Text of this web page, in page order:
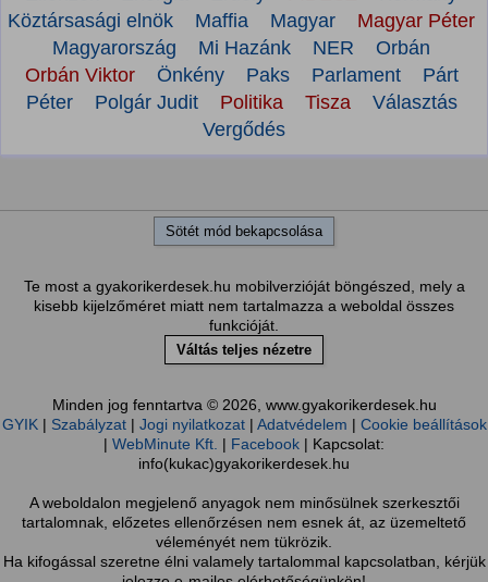
Köztársasági elnök
Maffia Magyar
Magyar Péter
Magyarország
Mi Hazánk NER
Orbán
Orbán Viktor
Önkény Paks Parlament
Párt
Péter
Polgár Judit Politika Tisza
Választás
Vergődés
Sötét mód bekapcsolása
Te most a gyakorikerdesek.hu mobilverzióját böngészed, mely a
kisebb kijelzőméret miatt nem tartalmazza a weboldal összes
funkcióját.
Váltás teljes nézetre
Minden jog fenntartva © 2026, www.gyakorikerdesek.hu
GYIK| Szabályzat| Jogi nyilatkozat| Adatvédelem | Cookie beállítások
| WebMinute Kft. | Facebook | Kapcsolat:
info(kukac)gyakorikerdesek.hu
A weboldalon megjelenő anyagok nem minősülnek szerkesztői
tartalomnak, előzetes ellenőrzésen nem esnek át, az üzemeltető
véleményét nem tükrözik.
Ha kifogással szeretne élni valamely tartalommal kapcsolatban, kérjük